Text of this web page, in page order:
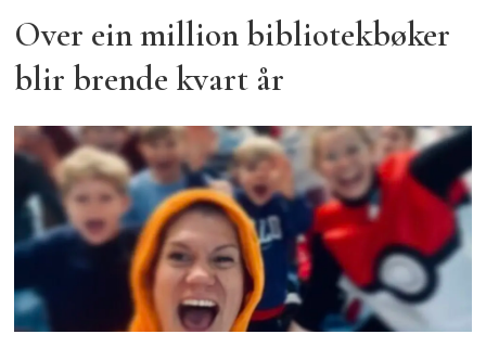
Over ein million bibliotekbøker
blir brende kvart år